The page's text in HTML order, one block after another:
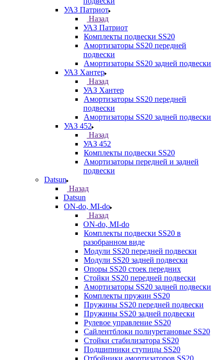
УАЗ Патриот
Назад
УАЗ Патриот
Комплекты подвески SS20
Амортизаторы SS20 передней
подвески
Амортизаторы SS20 задней подвески
УАЗ Хантер
Назад
УАЗ Хантер
Амортизаторы SS20 передней
подвески
Амортизаторы SS20 задней подвески
УАЗ 452
Назад
УАЗ 452
Комплекты подвески SS20
Амортизаторы передней и задней
подвески
Datsun
Назад
Datsun
ON-do, MI-do
Назад
ON-do, MI-do
Комплекты подвески SS20 в
разобранном виде
Модули SS20 передней подвески
Модули SS20 задней подвески
Опоры SS20 стоек передних
Стойки SS20 передней подвески
Амортизаторы SS20 задней подвески
Комплекты пружин SS20
Пружины SS20 передней подвески
Пружины SS20 задней подвески
Рулевое управление SS20
Сайлентблоки полиуретановые SS20
Стойки стабилизатора SS20
Подшипники ступицы SS20
Отбойники амортизаторов SS20